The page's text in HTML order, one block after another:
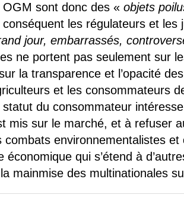
OGM sont donc des «objets
les régulateurs et les
jour, embarrassés,
ne portent pas seulement sur
la transparence et l’opacité
et les consommateurs
du consommateur
mis sur le marché, et à refuser
environnementalistes
qui s’étend à
mainmise des multinationales